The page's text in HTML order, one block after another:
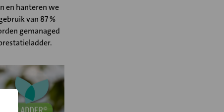
en hanteren we
van 87 %
gemanaged